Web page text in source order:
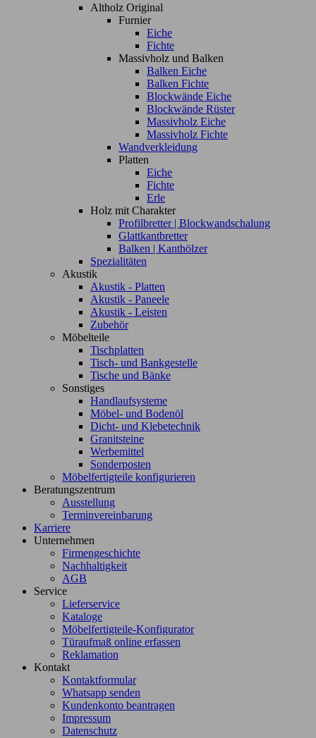
Altholz Original
Furnier
Eiche
Fichte
Massivholz und Balken
Balken Eiche
Balken Fichte
Blockwände Eiche
Blockwände Rüster
Massivholz Eiche
Massivholz Fichte
Wandverkleidung
Platten
Eiche
Fichte
Erle
Holz mit Charakter
Profilbretter | Blockwandschalung
Glattkantbretter
Balken | Kanthölzer
Spezialitäten
Akustik
Akustik - Platten
Akustik - Paneele
Akustik - Leisten
Zubehör
Möbelteile
Tischplatten
Tisch- und Bankgestelle
Tische und Bänke
Sonstiges
Handlaufsysteme
Möbel- und Bodenöl
Dicht- und Klebetechnik
Granitsteine
Werbemittel
Sonderposten
Möbelfertigteile konfigurieren
Beratungszentrum
Ausstellung
Terminvereinbarung
Karriere
Unternehmen
Firmengeschichte
Nachhaltigkeit
AGB
Service
Lieferservice
Kataloge
Möbelfertigteile-Konfigurator
Türaufmaß online erfassen
Reklamation
Kontakt
Kontaktformular
Whatsapp senden
Kundenkonto beantragen
Impressum
Datenschutz